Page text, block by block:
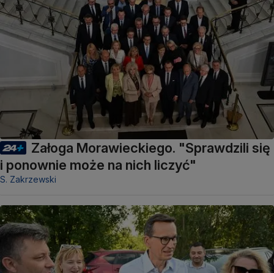
Załoga Morawieckiego. "Sprawdzili się
i ponownie może na nich liczyć"
S. Zakrzewski